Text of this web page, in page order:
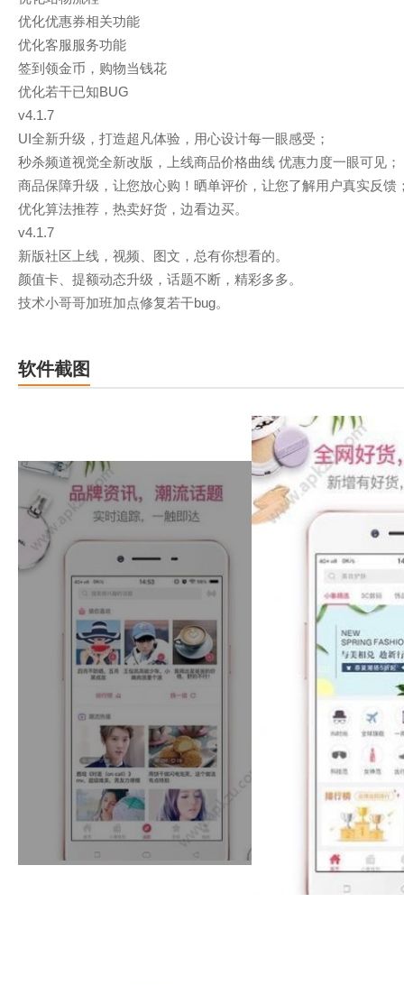
优化优惠券相关功能
优化客服服务功能
签到领金币，购物当钱花
优化若干已知BUG
v4.1.7
UI全新升级，打造超凡体验，用心设计每一眼感受；
秒杀频道视觉全新改版，上线商品价格曲线 优惠力度一眼可见；
商品保障升级，让您放心购！晒单评价，让您了解用户真实反馈
优化算法推荐，热卖好货，边看边买。
v4.1.7
新版社区上线，视频、图文，总有你想看的。
颜值卡、提额动态升级，话题不断，精彩多多。
技术小哥哥加班加点修复若干bug。
软件截图